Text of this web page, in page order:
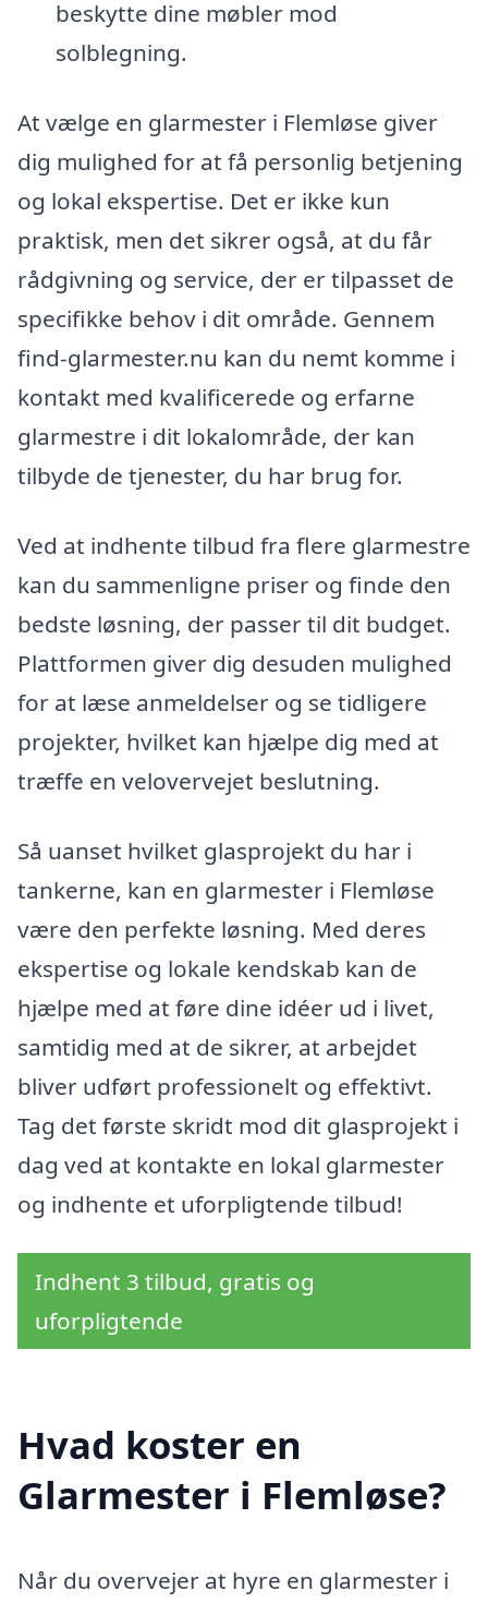
beskytte dine møbler mod
solblegning.
At vælge en glarmester i Flemløse giver
dig mulighed for at få personlig betjening
og lokal ekspertise. Det er ikke kun
praktisk, men det sikrer også, at du får
rådgivning og service, der er tilpasset de
specifikke behov i dit område. Gennem
find-glarmester.nu kan du nemt komme i
kontakt med kvalificerede og erfarne
glarmestre i dit lokalområde, der kan
tilbyde de tjenester, du har brug for.
Ved at indhente tilbud fra flere glarmestre
kan du sammenligne priser og finde den
bedste løsning, der passer til dit budget.
Plattformen giver dig desuden mulighed
for at læse anmeldelser og se tidligere
projekter, hvilket kan hjælpe dig med at
træffe en velovervejet beslutning.
Så uanset hvilket glasprojekt du har i
tankerne, kan en glarmester i Flemløse
være den perfekte løsning. Med deres
ekspertise og lokale kendskab kan de
hjælpe med at føre dine idéer ud i livet,
samtidig med at de sikrer, at arbejdet
bliver udført professionelt og effektivt.
Tag det første skridt mod dit glasprojekt i
dag ved at kontakte en lokal glarmester
og indhente et uforpligtende tilbud!
Indhent 3 tilbud, gratis og
uforpligtende
Hvad koster en
Glarmester i Flemløse?
Når du overvejer at hyre en glarmester i